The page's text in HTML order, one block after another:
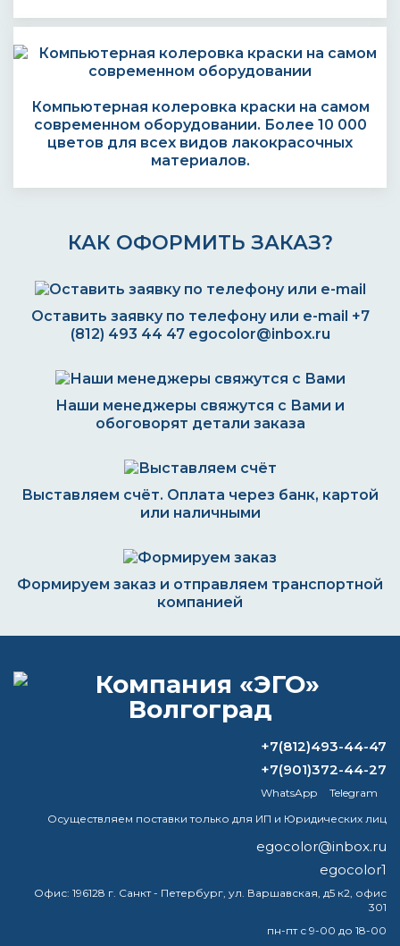
Компьютерная колеровка краски на самом
современном оборудовании. Более 10 000
цветов для всех видов лакокрасочных
материалов.
КАК ОФОРМИТЬ ЗАКАЗ?
Оставить заявку по телефону или e-mail +7
(812) 493 44 47 egocolor@inbox.ru
Наши менеджеры свяжутся с Вами и
обоговорят детали заказа
Выставляем счёт. Оплата через банк, картой
или наличными
Формируем заказ и отправляем транспортной
компанией
ВОПРОС-ОТВЕТ
Для чего используют растворитель
на морозе
Как называется самая черная краска в
мире?
+7(812)493-44-47
+7(901)372-44-27
WhatsApp
Telegram
Осуществляем поставки только для ИП и Юридических лиц
egocolor@inbox.ru
egocolor1
Офис: 196128 г. Санкт - Петербург, ул. Варшавская, д5 к2, офис
301
пн-пт с 9-00 до 18-00